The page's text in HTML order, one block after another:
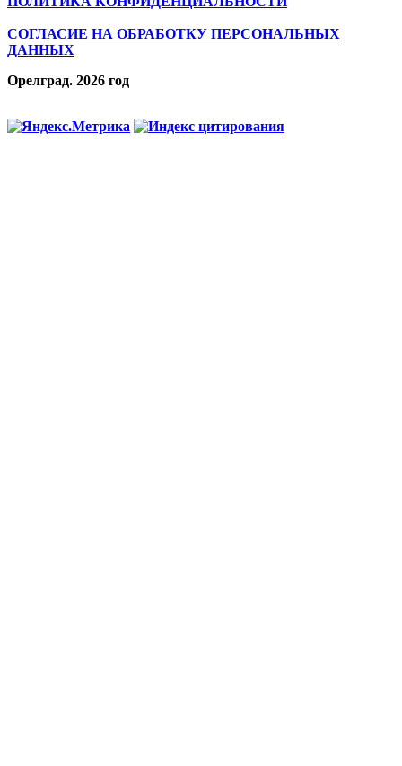
СОГЛАСИЕ НА ОБРАБОТКУ ПЕРСОНАЛЬНЫХ
ДАННЫХ
Орелград. 2026 год